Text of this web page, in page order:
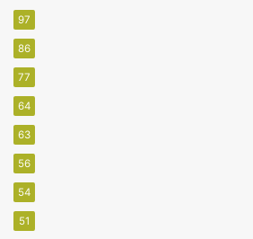
97
86
77
64
63
56
54
51